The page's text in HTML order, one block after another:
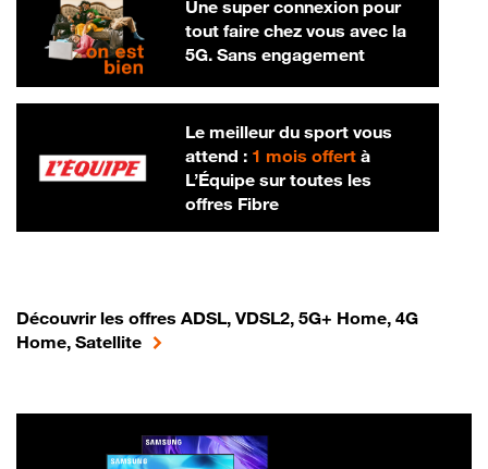
Une super connexion pour
tout faire chez vous avec la
5G. Sans engagement
Le meilleur du sport vous
attend : 1 mois offertà
L’Équipe sur toutes les
offres Fibre
Découvrir les offres ADSL, VDSL2, 5G+ Home, 4G
Home, Satellite